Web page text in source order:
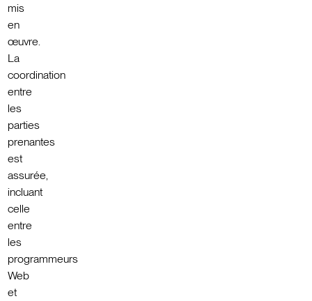
mis
en
œuvre.
La
coordination
entre
les
parties
prenantes
est
assurée,
incluant
celle
entre
les
programmeurs
Web
et